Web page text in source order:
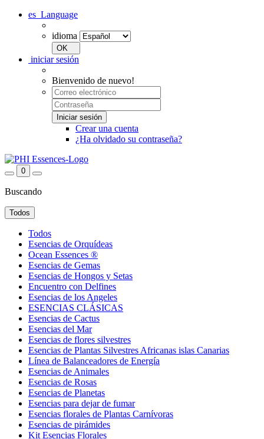
es Language
idioma
iniciar sesión
Bienvenido de nuevo!
Crear una cuenta
¿Ha olvidado su contraseña?
0
Buscando
Todos
Todos
Esencias de Orquídeas
Ocean Essences ®
Esencias de Gemas
Esencias de Hongos y Setas
Encuentro con Delfines
Esencias de los Angeles
ESENCIAS CLÁSICAS
Esencias de Cactus
Esencias del Mar
Esencias de flores silvestres
Esencias de Plantas Silvestres Africanas islas Canarias
Línea de Balanceadores de Energía
Esencias de Animales
Esencias de Rosas
Esencias de Planetas
Esencias para dejar de fumar
Esencias florales de Plantas Carnívoras
Esencias de pirámides
Kit Esencias Florales